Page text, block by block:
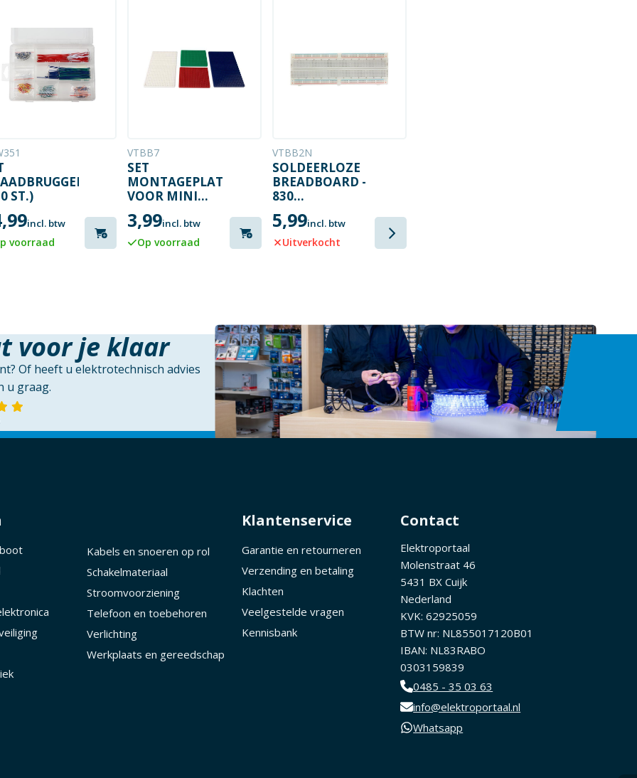
ST.)
incl. btw
voorraad
VTBB7
SET
MONTAGEPLATEN
VOOR MINI
BREADBOARDS
- 4 ST.
3,99incl. btw
Op voorraad
VTBB2N
SOLDEERLOZE
BREADBOARD -
830
INSTEEKPUNTEN
5,99incl. btw
Uitverkocht
voor je klaar
Of heeft u elektrotechnisch advies
u graag.
Kabels en snoeren op rol
Schakelmateriaal
Stroomvoorziening
Telefoon en toebehoren
Verlichting
Werkplaats en gereedschap
Klantenservice
Garantie en retourneren
Verzending en betaling
Klachten
Veelgestelde vragen
Kennisbank
Contact
Elektroportaal
Molenstraat 46
5431 BX Cuijk
Nederland
KVK: 62925059
BTW nr: NL855017120B01
IBAN: NL83RABO
0303159839
0485 - 35 03 63
info@elektroportaal.nl
Whatsapp